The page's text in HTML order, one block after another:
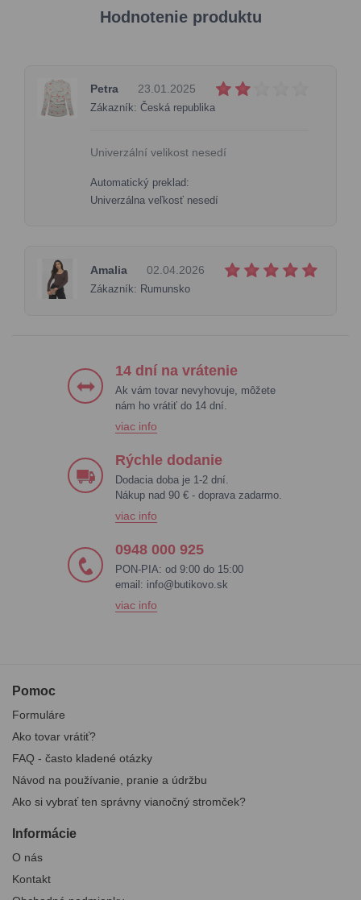
Hodnotenie produktu
Petra 23.01.2025
Zákazník: Česká republika
Univerzální velikost nesedí
Automatický preklad:
Univerzálna veľkosť nesedí
Amalia 02.04.2026
Zákazník: Rumunsko
14 dní na vrátenie
Ak vám tovar nevyhovuje, môžete
nám ho vrátiť do 14 dní.
viac info
Rýchle dodanie
Dodacia doba je 1-2 dní.
Nákup nad 90 € - doprava zadarmo.
viac info
0948 000 925
PON-PIA: od 9:00 do 15:00
email: info@butikovo.sk
viac info
Pomoc
Formuláre
Ako tovar vrátiť?
FAQ - často kladené otázky
Návod na používanie, pranie a údržbu
Ako si vybrať ten správny vianočný stromček?
Informácie
O nás
Kontakt